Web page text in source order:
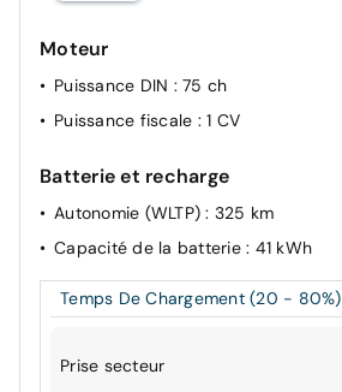
Moteur
Puissance DIN : 75 ch
Puissance fiscale : 1 CV
Batterie et recharge
Autonomie (WLTP): 325 km
Capacité de la batterie : 41 kWh
Temps De Chargement (20 - 80%)
Prise secteur